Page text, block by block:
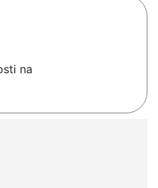
na